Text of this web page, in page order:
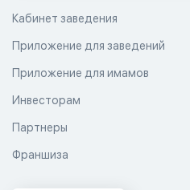
Кабинет заведения
Приложение для заведений
Приложение для имамов
Инвесторам
Партнеры
Франшиза